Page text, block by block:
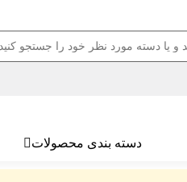
دسته بندی محصولات